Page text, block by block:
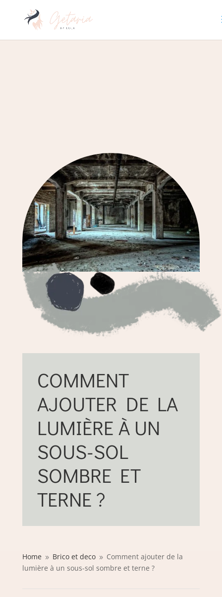
COMMENT
AJOUTER DE LA
LUMIÈRE À UN
SOUS-SOL
SOMBRE ET
TERNE ?
Home 9 Brico et deco 9 Comment ajouter de la
lumière à un sous-sol sombre et terne ?